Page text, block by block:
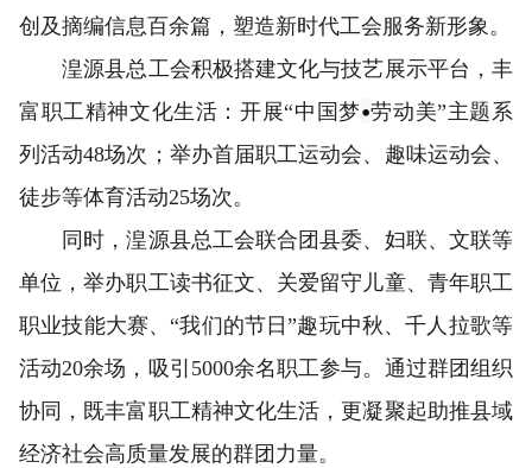
创及摘编信息百余篇，塑造新时代工会服务新形象。
湟源县总工会积极搭建文化与技艺展示平台，丰
富职工精神文化生活：开展“中国梦•劳动美”主题系
列活动48场次；举办首届职工运动会、趣味运动会、
徒步等体育活动25场次。
同时，湟源县总工会联合团县委、妇联、文联等
单位，举办职工读书征文、关爱留守儿童、青年职工
职业技能大赛、“我们的节日”趣玩中秋、千人拉歌等
活动20余场，吸引5000余名职工参与。通过群团组织
协同，既丰富职工精神文化生活，更凝聚起助推县域
经济社会高质量发展的群团力量。